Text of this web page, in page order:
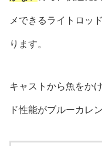
メできるライトロッ
ります。
キャストから魚をか
ド性能がブルーカレ